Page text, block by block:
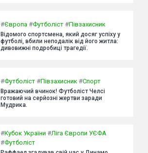
#Європа #Футболіст #Півзахисник
Відомого спортсмена, який досяг успіху у
футболі, вбили неподалік від його житла:
дивовижні подробиці трагедії.
#Футболіст #Півзахисник #Спорт
Вражаючий вчинок! Футболіст Челсі
готовий на серйозні жертви заради
Мудрика.
#Кубок України #Ліга Європи УЄФА
#Футболіст